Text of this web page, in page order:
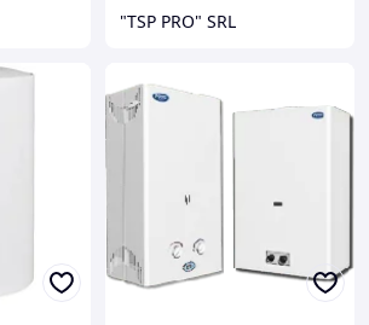
"TSP PRO" SRL